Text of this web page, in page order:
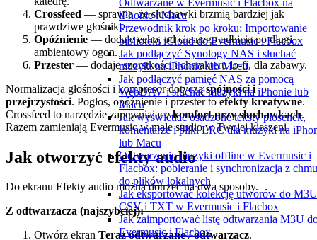
Odtwarzane w Evermusic i Flacbox na
iPhonie i Macu
Przewodnik krok po kroku: Importowanie
biblioteki iCloud do Evermusic i Flacbox
Jak podłączyć Synology NAS i słuchać
muzyki na iPhonie lub Macu
Jak podłączyć pamięć NAS za pomocą
WebDAV i słuchać muzyki na iPhonie lub
Macu
Jak wyświetlać osadzone teksty piosenek,
komentarze i pliki LRC dla muzyki na
lub Macu
Odtwarzanie muzyki offline w Evermusic i
Flacbox: pobieranie i synchronizacja z
do plików lokalnych
Jak eksportować kolekcję utworów do
CSV i TXT w Evermusic i Flacbox
Jak zaimportować listę odtwarzania M3U
Evermusic i Flacbox
Crossfeed — sprawia, że słuchawki brzmią bardziej jak
prawdziwe głośniki.
Opóźnienie — dodaje echo, od ciasnego odbicia po długi,
ambientowy ogon.
Przester — dodaje szorstkości i charakteru lo-fi, dla zabawy.
Normalizacja głośności i kompresor dotycząspójności i
przejrzystości. Pogłos, opóźnienie i przester to efekty kreatywne.
Crossfeed to narzędzie zapewniającekomfort przy słuchawkach.
Razem zamieniają Evermusic w małe studio w Twojej kieszeni.
Jak otworzyć efekty audio
Do ekranu Efekty audio można dotrzeć na dwa sposoby.
Z odtwarzacza (najszybciej):
Otwórz ekran Teraz odtwarzane / odtwarzacz.